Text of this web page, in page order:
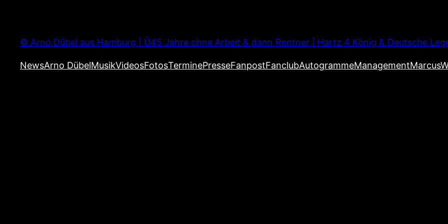
springen
© Arno Dübel aus Hamburg | Ü45 Jahre ohne Arbeit & dann Rentner | Hartz 4 König & Deutsche
NewsArno DübelMusikVideosFotosTerminePresseFanpostFanclubAutogrammeManagement